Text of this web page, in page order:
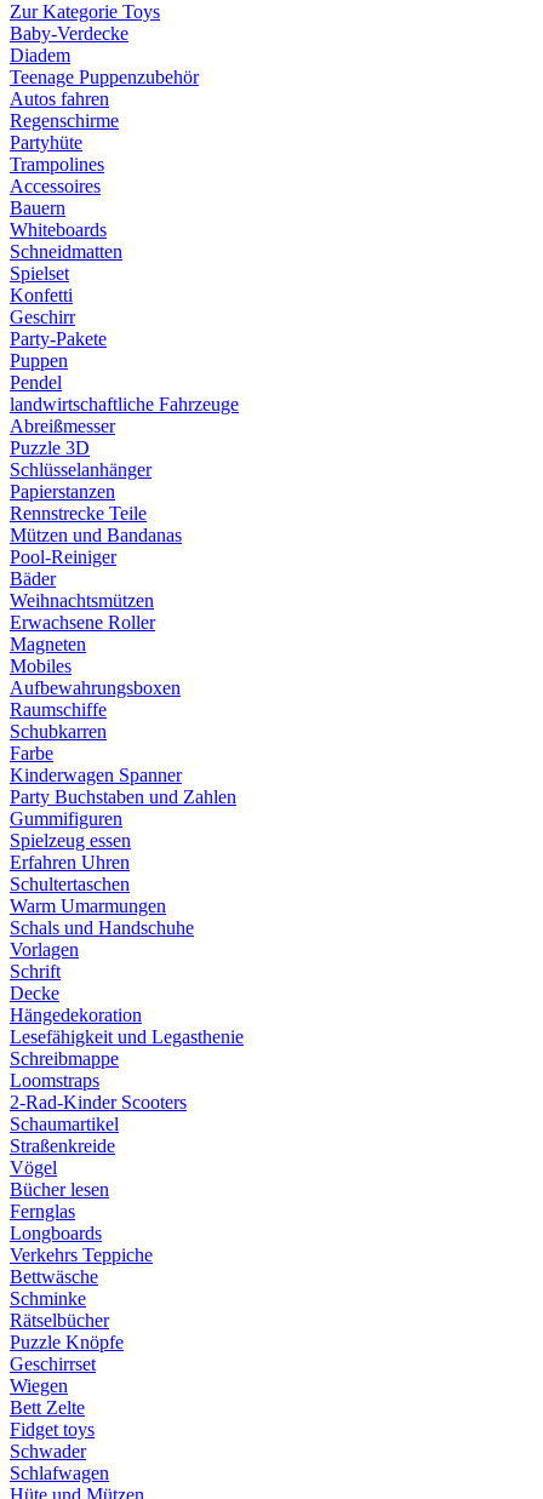
Zur Kategorie Toys
Baby-Verdecke
Diadem
Teenage Puppenzubehör
Autos fahren
Regenschirme
Partyhüte
Trampolines
Accessoires
Bauern
Whiteboards
Schneidmatten
Spielset
Konfetti
Geschirr
Party-Pakete
Puppen
Pendel
landwirtschaftliche Fahrzeuge
Abreißmesser
Puzzle 3D
Schlüsselanhänger
Papierstanzen
Rennstrecke Teile
Mützen und Bandanas
Pool-Reiniger
Bäder
Weihnachtsmützen
Erwachsene Roller
Magneten
Mobiles
Aufbewahrungsboxen
Raumschiffe
Schubkarren
Farbe
Kinderwagen Spanner
Party Buchstaben und Zahlen
Gummifiguren
Spielzeug essen
Erfahren Uhren
Schultertaschen
Warm Umarmungen
Schals und Handschuhe
Vorlagen
Schrift
Decke
Hängedekoration
Lesefähigkeit und Legasthenie
Schreibmappe
Loomstraps
2-Rad-Kinder Scooters
Schaumartikel
Straßenkreide
Vögel
Bücher lesen
Fernglas
Longboards
Verkehrs Teppiche
Bettwäsche
Schminke
Rätselbücher
Puzzle Knöpfe
Geschirrset
Wiegen
Bett Zelte
Fidget toys
Schwader
Schlafwagen
Hüte und Mützen